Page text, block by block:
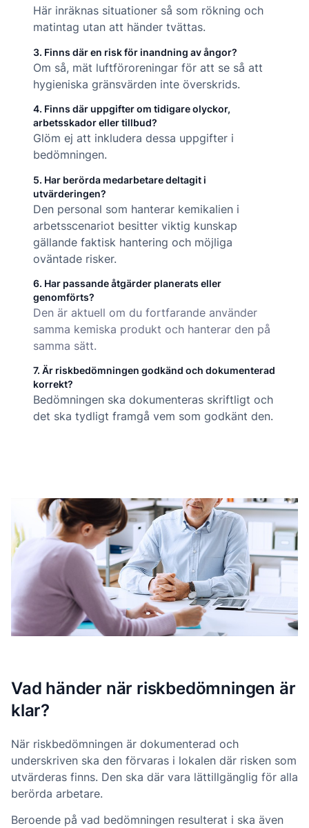
Här inräknas situationer så som rökning och
matintag utan att händer tvättas.
3. Finns där en risk för inandning av ångor?
Om så, mät luftföroreningar för att se så att
hygieniska gränsvärden inte överskrids.
4. Finns där uppgifter om tidigare olyckor,
arbetsskador eller tillbud?
Glöm ej att inkludera dessa uppgifter i
bedömningen.
5. Har berörda medarbetare deltagit i
utvärderingen?
Den personal som hanterar kemikalien i
arbetsscenariot besitter viktig kunskap
gällande faktisk hantering och möjliga
oväntade risker.
6. Har passande åtgärder planerats eller
genomförts?
Den är aktuell om du fortfarande använder
samma kemiska produkt och hanterar den på
samma sätt.
7. Är riskbedömningen godkänd och dokumenterad
korrekt?
Bedömningen ska dokumenteras skriftligt och
det ska tydligt framgå vem som godkänt den.
Vad händer när riskbedömningen är
klar?
När riskbedömningen är dokumenterad och
underskriven ska den förvaras i lokalen där risken som
utvärderas finns. Den ska där vara lättillgänglig för alla
berörda arbetare.
Beroende på vad bedömningen resulterat i ska även